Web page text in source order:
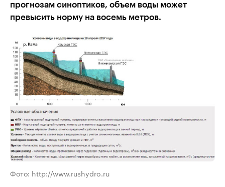
прогнозам синоптиков, объем воды может
превысить норму на восемь метров.
Фото: http://www.rushydro.ru